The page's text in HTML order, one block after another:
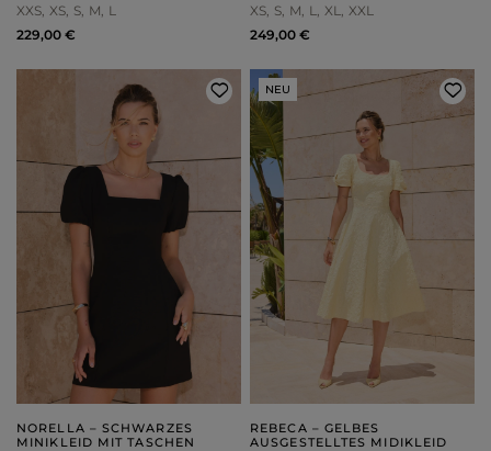
XXS XS S M L
229,00 €
XS S M L XL
XXL
249,00 €
NORELLA – SCHWARZES
MINIKLEID MIT TASCHEN
NEU
REBECA – GELBES
AUSGESTELLTES MIDIKLEID